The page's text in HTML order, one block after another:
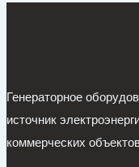
Генераторное
источник
коммерческих